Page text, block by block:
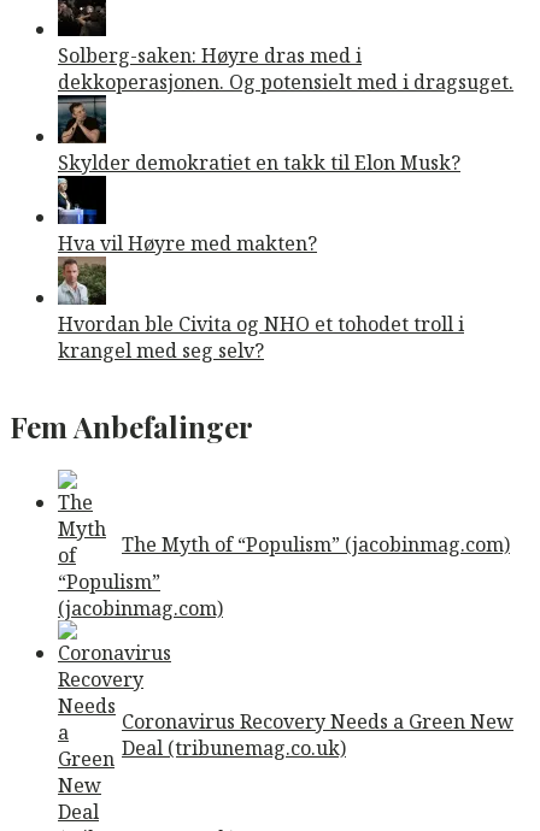
Solberg-saken: Høyre dras med i
dekkoperasjonen. Og potensielt med i dragsuget.
Skylder demokratiet en takk til Elon Musk?
Hva vil Høyre med makten?
Hvordan ble Civita og NHO et tohodet troll i
krangel med seg selv?
Fem Anbefalinger
The Myth of “Populism” (jacobinmag.com)
Coronavirus Recovery Needs a Green New
Deal (tribunemag.co.uk)